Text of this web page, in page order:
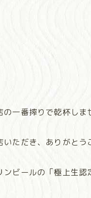
の一番搾りで乾杯しま
いただき、ありがとう
ンビールの「極上生